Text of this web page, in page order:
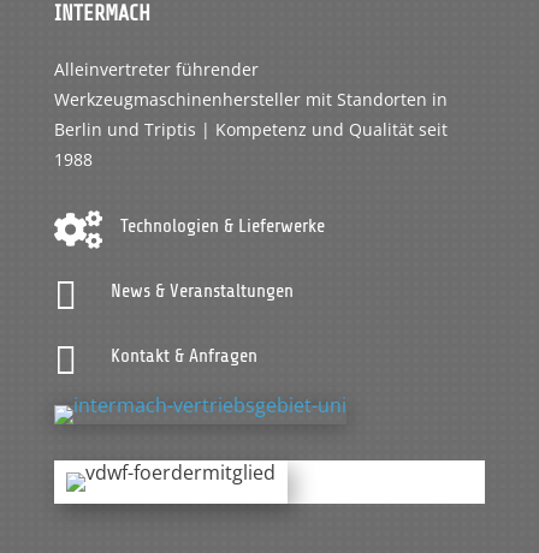
INTERMACH
Alleinvertreter führender
Werkzeugmaschinenhersteller mit Standorten in
Berlin und Triptis | Kompetenz und Qualität seit
1988
 Technologien & Lieferwerke
 News & Veranstaltungen
 Kontakt & Anfragen